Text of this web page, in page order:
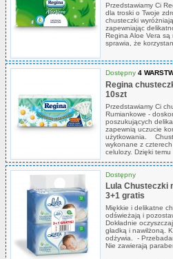
Przedstawiamy Ci
dla troski o Twoje
chusteczki
zapewniając
Regina Aloe Vera są
sprawia, że
Dostępny 4
Regina
10szt
Przedstawiamy Ci
Rumiankowe -
poszukujących
zapewnią uczucie
użytkowania.
wykonane z
celulozy. Dzięki
Dostępny
Lula Chusteczki
3+1 gratis
Miękkie i delikatne
odświeżają i
Dokładnie
gładką i nawilżoną.
odżywia. -
Nie zawierają